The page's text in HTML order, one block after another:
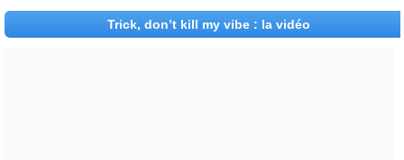
Trick, don’t kill my vibe : la vidéo